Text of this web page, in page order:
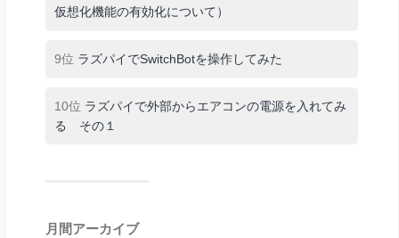
仮想化機能の有効化について）
9位 ラズパイでSwitchBotを操作してみた
10位 ラズパイで外部からエアコンの電源を入れてみ
る その１
月間アーカイブ